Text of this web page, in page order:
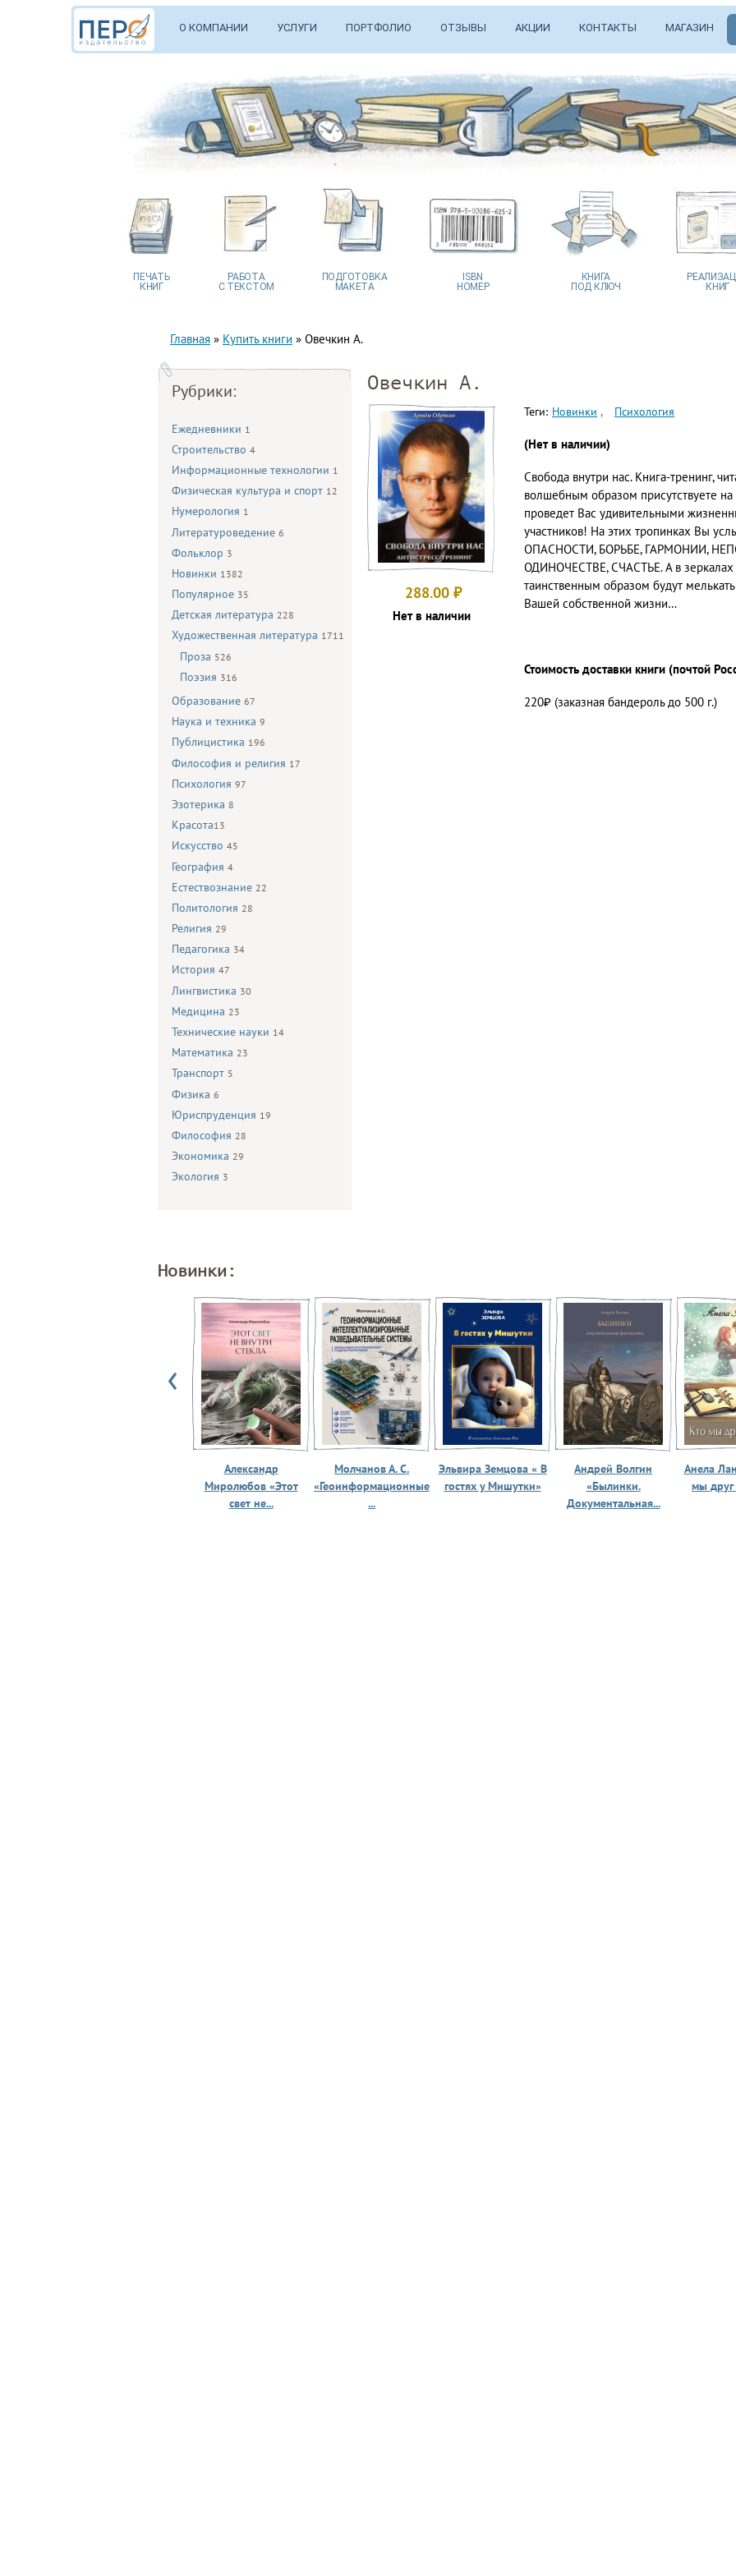
О КОМПАНИИ УСЛУГИ ПОРТФОЛИО ОТЗЫВЫ АКЦИИ КОНТАКТЫ МАГАЗИН
ПЕЧАТЬ
КНИГ
РАБОТА
С ТЕКСТОМ
ПОДГОТОВКА
МАКЕТА
ISBN
НОМЕР
КНИГА
ПОД КЛЮЧ
КНИГ
Главная » Купить книги » Овечкин А.
Рубрики:
Ежедневники 1
Строительство 4
Информационные технологии 1
Физическая культура и спорт 12
Нумерология 1
Литературоведение 6
Фольклор 3
Новинки 1382
Популярное 35
Детская литература 228
Художественная литература 1711
Проза 526
Поэзия 316
Образование 67
Наука и техника 9
Публицистика 196
Философия и религия 17
Психология 97
Эзотерика 8
Красота13
Искусство 45
География 4
Естествознание 22
Политология 28
Религия 29
Педагогика 34
История 47
Лингвистика 30
Медицина 23
Технические науки 14
Математика 23
Транспорт 5
Физика 6
Юриспруденция 19
Философия 28
Экономика 29
Экология 3
Овечкин А.
288.00 ₽
Нет в наличии
Теги: Новинки Психология
(Нет в наличии)
Свобода внутри нас. Книга-тренинг,
волшебным образом присутствуете на
проведет Вас удивительными
участников! На этих тропинках Вы
ОПАСНОСТИ, БОРЬБЕ, ГАРМОНИИ,
ОДИНОЧЕСТВЕ, СЧАСТЬЕ. А в зеркалах
таинственным образом будут
Вашей собственной жизни…
Стоимость доставки книги (почтой
220₽ (заказная бандероль до 500 г.)
Новинки:
Александр
Миролюбов «Этот
свет не...
Молчанов А. С.
«Геоинформационные
...
Эльвира Земцова « В
гостях у Мишутки»
Андрей Волгин
«Былинки.
Документальная...
Анела
мы друг